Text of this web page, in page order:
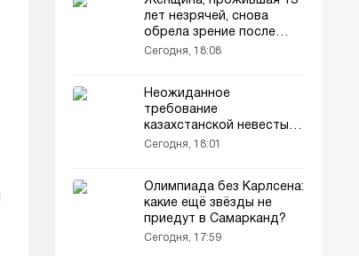
лет незрячей, снова
обрела зрение после
неожиданного
Сегодня, 18:08
Неожиданное
требование
казахстанской невесты в
качестве махра удивило
Сегодня, 18:01
Олимпиада без Карлсена:
какие ещё звёзды не
приедут в Самарканд?
Сегодня, 17:59